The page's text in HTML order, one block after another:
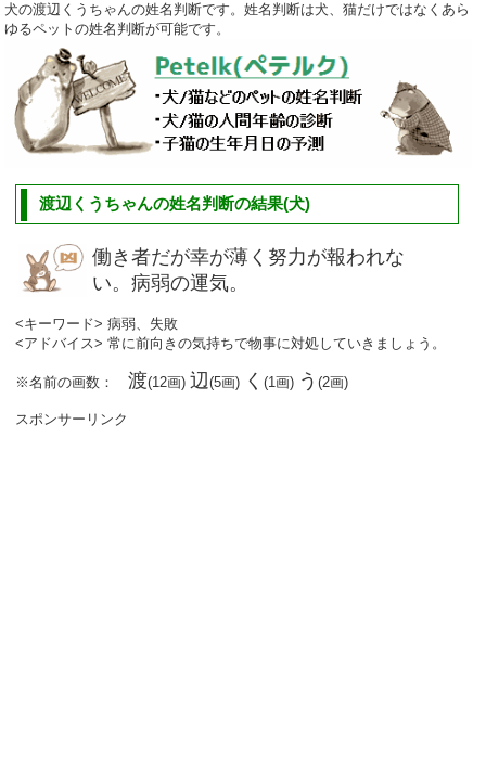
犬の渡辺くうちゃんの姓名判断です。姓名判断は犬、猫だけではなくあら
ゆるペットの姓名判断が可能です。
渡辺くうちゃんの姓名判断の結果(犬)
働き者だが幸が薄く努力が報われな
い。病弱の運気。
<キーワード> 病弱、失敗
<アドバイス> 常に前向きの気持ちで物事に対処していきましょう。
※名前の画数：渡(12画)辺(5画) く(1画) う(2画)
スポンサーリンク